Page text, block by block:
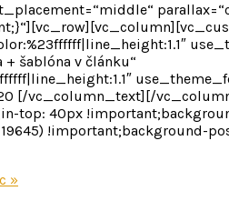
šablóna v článku“
[/vc_column_text][/
top: 40px
!important;background-
»